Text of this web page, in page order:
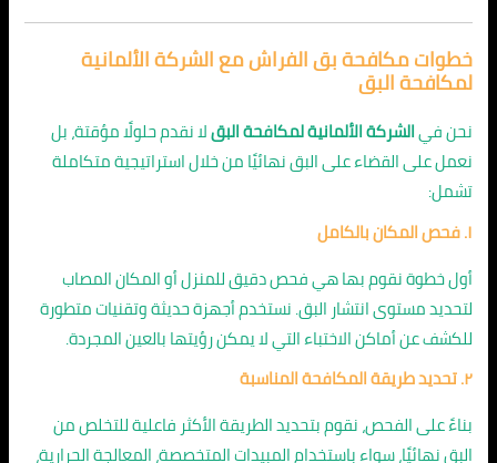
خطوات مكافحة بق الفراش مع الشركة الألمانية
لمكافحة البق
نحن فيالشركة الألمانية لمكافحة البقلا نقدم حلولًا مؤقتة، بل
نعمل على القضاء على البق نهائيًا من خلال استراتيجية متكاملة
تشمل:
١. فحص المكان بالكامل
أول خطوة نقوم بها هي فحص دقيق للمنزل أو المكان المصاب
لتحديد مستوى انتشار البق. نستخدم أجهزة حديثة وتقنيات متطورة
للكشف عن أماكن الاختباء التي لا يمكن رؤيتها بالعين المجردة.
٢. تحديد طريقة المكافحة المناسبة
بناءً على الفحص، نقوم بتحديد الطريقة الأكثر فاعلية للتخلص من
البق نهائيًا، سواء باستخدام المبيدات المتخصصة، المعالجة الحرارية،